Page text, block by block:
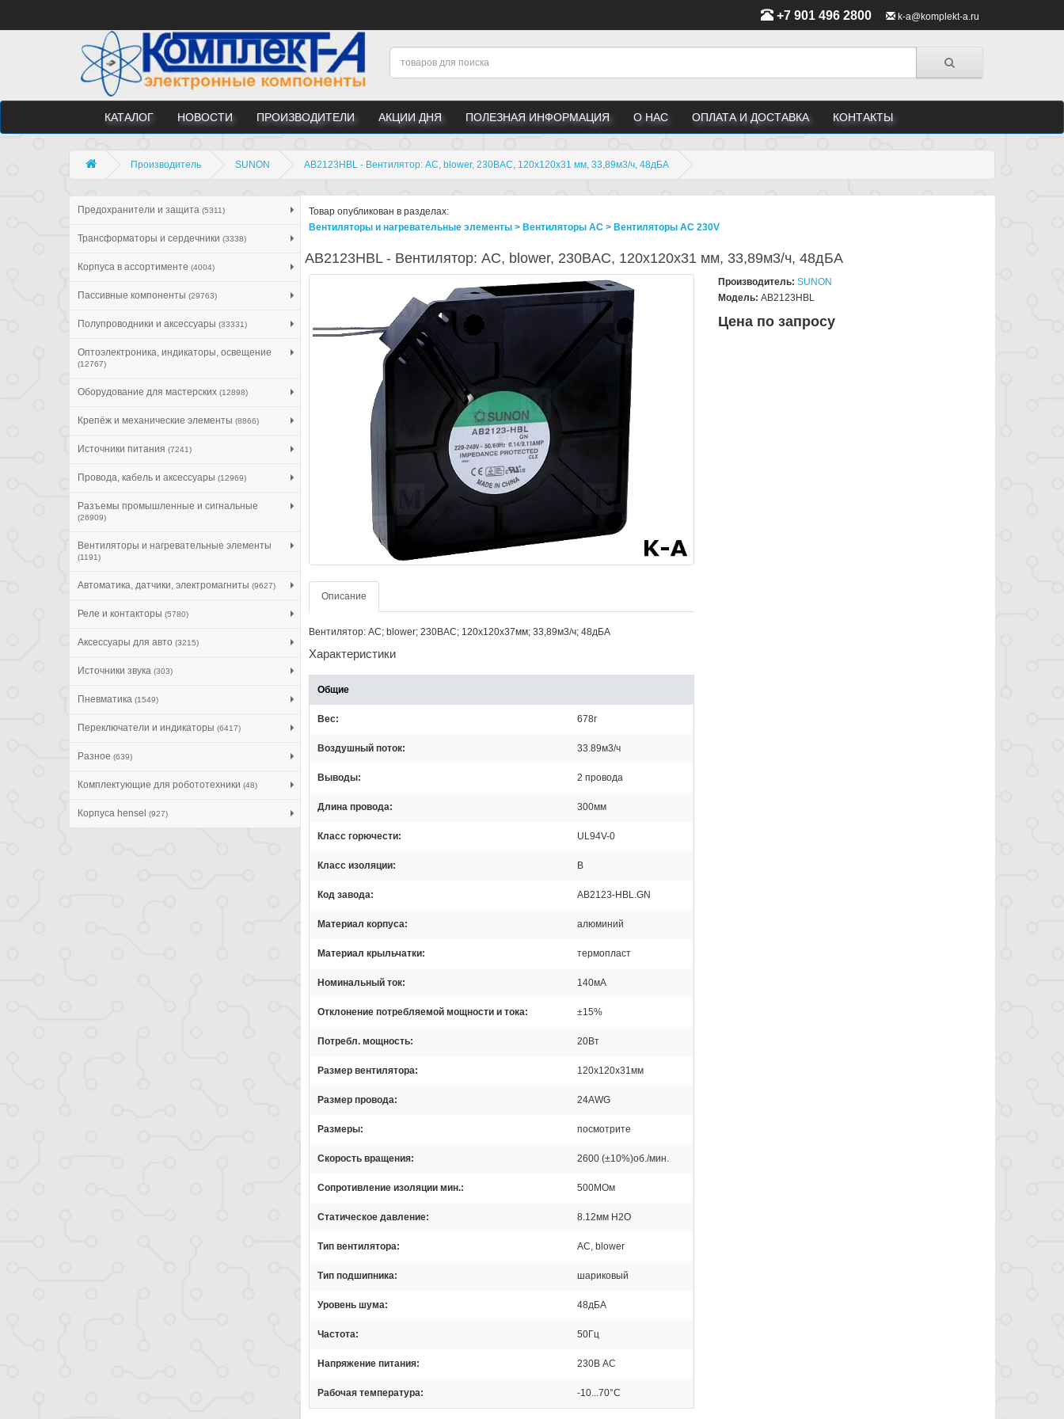
+7 901 496 2800 k-a@komplekt-a.ru
КАТАЛОГ НОВОСТИ ПРОИЗВОДИТЕЛИ АКЦИИ ДНЯ ПОЛЕЗНАЯ ИНФОРМАЦИЯ О НАС ОПЛАТА И ДОСТАВКА КОНТАКТЫ
Производитель SUNON AB2123HBL - Вентилятор: AC, blower, 230ВAC, 120x120x31 мм, 33,89м3/ч, 48дБА
Предохранители и защита (5311)
Трансформаторы и сердечники (3338)
Корпуса в ассортименте (4004)
Пассивные компоненты (29763)
Полупроводники и аксессуары (33331)
Оптоэлектроника, индикаторы, освещение
(12767)
Оборудование для мастерских (12898)
Крепёж и механические элементы (8866)
Источники питания (7241)
Провода, кабель и аксессуары (12969)
Разъемы промышленные и сигнальные
(26909)
Вентиляторы и нагревательные элементы
(1191)
Автоматика, датчики, электромагниты (9627)
Реле и контакторы (5780)
Аксессуары для авто (3215)
Источники звука (303)
Пневматика (1549)
Переключатели и индикаторы (6417)
Разное (639)
Комплектующие для робототехники (48)
Корпуса hensel (927)
Товар опубликован в разделах:
Вентиляторы и нагревательные элементы > Вентиляторы AC > Вентиляторы AC 230V
AB2123HBL - Вентилятор: AC, blower, 230ВAC, 120x120x31 мм, 33,89м3/ч, 48дБА
Описание
Вентилятор: AC; blower; 230ВAC; 120x120x37мм; 33,89м3/ч; 48дБА
Характеристики
Общие
Вес 678г
Воздушный поток 33.89м3/ч
Выводы 2 провода
Длина провода 300мм
Класс горючести UL94V-0
Класс изоляции B
Код завода AB2123-HBL.GN
Материал корпуса алюминий
Материал крыльчатки термопласт
Номинальный ток 140мА
Отклонение потребляемой мощности и тока ±15%
Потребл. мощность 20Вт
Размер вентилятора 120x120x31мм
Размер провода 24AWG
Размеры посмотрите
Скорость вращения 2600 (±10%)об./мин.
Сопротивление изоляции мин. 500МОм
Статическое давление 8.12мм H2O
Тип вентилятора AC, blower
Тип подшипника шариковый
Уровень шума 48дБА
Частота 50Гц
Напряжение питания 230В AC
Рабочая температура -10...70°C
Производитель: SUNON
Модель: AB2123HBL
Цена по запросу